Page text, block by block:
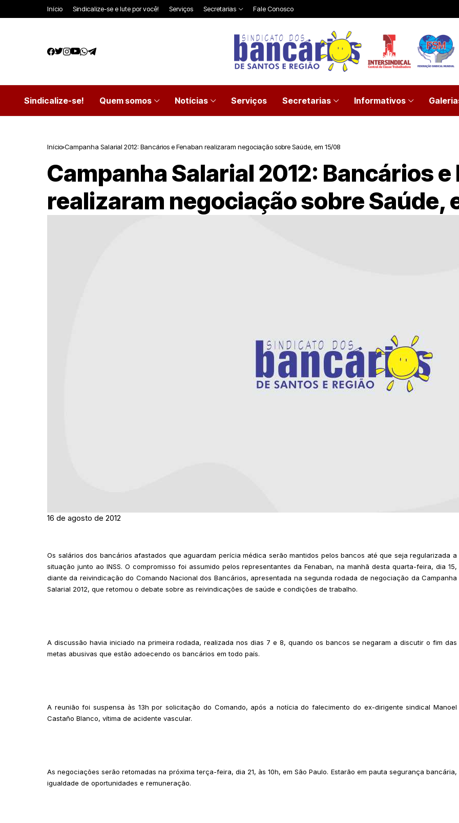
Início Sindicalize-se e lute por você! Serviços Secretarias Fale Conosco
Sindicalize-se! Quem somos Notícias Serviços Secretarias Informativos
Início Campanha Salarial 2012: Bancários e Fenaban realizaram negociação sobre Saúde, em 15/08
Campanha Salarial 2012: Bancários e
realizaram negociação sobre Saúde,
16 de agosto de 2012
Os salários dos bancários afastados que aguardam perícia médica serão mantidos pelos bancos até que seja regularizada a
situação junto ao INSS. O compromisso foi assumido pelos representantes da Fenaban, na manhã desta quarta-feira, dia 15,
diante da reivindicação do Comando Nacional dos Bancários, apresentada na segunda rodada de negociação da Campanha
Salarial 2012, que retomou o debate sobre as reivindicações de saúde e condições de trabalho.
A discussão havia iniciado na primeira rodada, realizada nos dias 7 e 8, quando os bancos se negaram a discutir o fim das
metas abusivas que estão adoecendo os bancários em todo país.
A reunião foi suspensa às 13h por solicitação do Comando, após a notícia do falecimento do ex-dirigente sindical Manoel
Castaño Blanco, vítima de acidente vascular.
As negociações serão retomadas na próxima terça-feira, dia 21, às 10h, em São Paulo. Estarão em pauta segurança bancária,
igualdade de oportunidades e remuneração.